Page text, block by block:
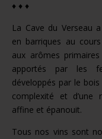
♦ ♦ ♦
La Cave du Verseau
en barriques au
aux arômes
apportés par les
développés par le
complexité et d’une
affine et épanouit.
Tous nos vins sont